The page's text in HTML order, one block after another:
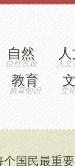
自然
教育
国民最重